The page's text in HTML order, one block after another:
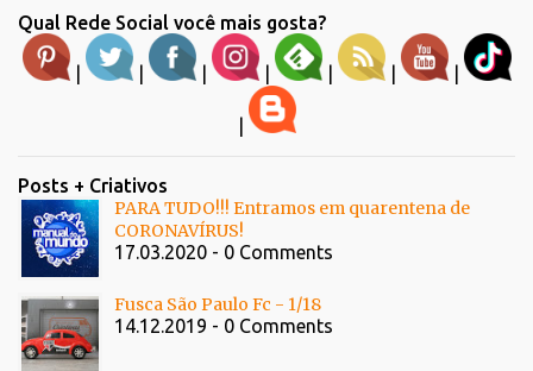
Qual Rede Social você mais gosta?
| | | | | | |
Posts + Criativos
PARA TUDO!!! Entramos em quarentena de
CORONAVÍRUS!
17.03.2020 - 0 Comments
Fusca São Paulo Fc - 1/18
14.12.2019 - 0 Comments